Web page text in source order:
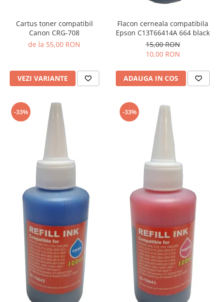
Cartus toner compatibil
Canon CRG-708
de la 55,00 RON
VEZI VARIANTE
Flacon cerneala compatibila
Epson C13T66414A 664 black
15,00 RON
10,00 RON
ADAUGA IN COS
-33% -33%